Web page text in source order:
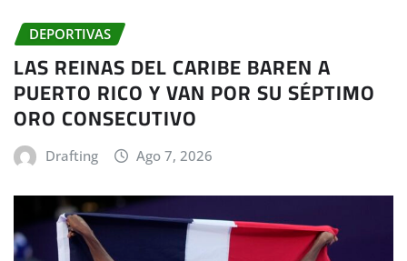
DEPORTIVAS
LAS REINAS DEL CARIBE BAREN A
PUERTO RICO Y VAN POR SU SÉPTIMO
ORO CONSECUTIVO
Drafting Ago 7, 2026